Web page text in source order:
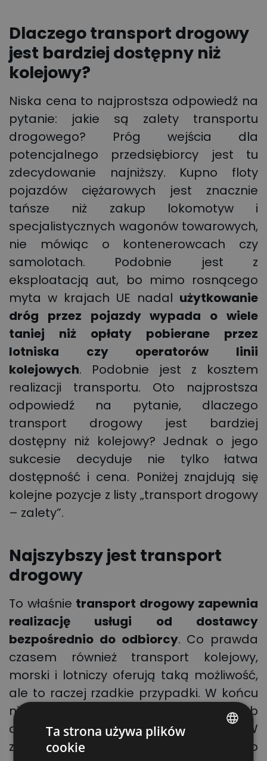
Dlaczego transport drogowy
jest bardziej dostępny niż
kolejowy?
Niska cena to najprostsza odpowiedź na
pytanie: jakie są zalety transportu
drogowego? Próg wejścia dla
potencjalnego przedsiębiorcy jest tu
zdecydowanie najniższy. Kupno floty
pojazdów ciężarowych jest znacznie
tańsze niż zakup lokomotyw i
specjalistycznych wagonów towarowych,
nie mówiąc o kontenerowcach czy
samolotach. Podobnie jest z
eksploatacją aut, bo mimo rosnącego
myta w krajach UE nadal użytkowanie
dróg przez pojazdy wypada o wiele
taniej niż opłaty pobierane przez
lotniska czy operatorów linii
kolejowych. Podobnie jest z kosztem
realizacji transportu. Oto najprostsza
odpowiedź na pytanie, dlaczego
transport drogowy jest bardziej
dostępny niż kolejowy? Jednak o jego
sukcesie decyduje nie tylko łatwa
dostępność i cena. Poniżej znajdują się
kolejne pozycje z listy „transport drogowy
– zalety”.
Najszybszy jest transport
drogowy
To właśnie transport drogowy zapewnia
realizację usługi od dostawcy
bezpośrednio do odbiorcy. Co prawda
czasem również transport kolejowy,
morski i lotniczy oferują taką możliwość,
ale to raczej rzadkie przypadki. W końcu
nie każda firma mieści się na lotnisku lub
dysponuje własną bocznicą kolejową. W
zdecydowanej większości sytuacji to
Ta strona używa plików
cookie